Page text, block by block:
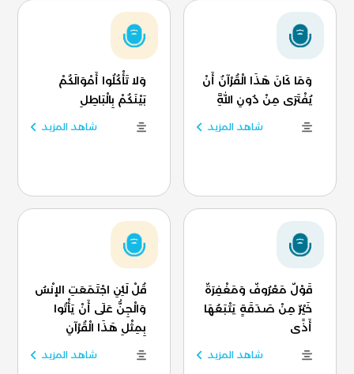
وَمَا كَانَ هَذَا الْقُرْآنُ أَنْ
يُفْتَرَى مِنْ دُونِ اللَّهِ
شاهد المزيد
وَلا تَأْكُلُوا أَمْوَالَكُمْ
بَيْنَكُمْ بِالْبَاطِلِ
شاهد المزيد
قَوْلٌ مَعْرُوفٌ وَمَغْفِرَةٌ
خَيْرٌ مِنْ صَدَقَةٍ يَتْبَعُهَا
أَذًى
شاهد المزيد
قُلْ لَئِنِ اجْتَمَعَتِ الإنْسُ
وَالْجِنُّ عَلَى أَنْ يَأْتُوا
بِمِثْلِ هَذَا الْقُرْآنِ
شاهد المزيد